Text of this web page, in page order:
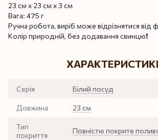
23 см х 23 см х 3 см
Вага: 475 г
Ручна робота, виріб може відрізнятися від
Колір природній, без додавання свинцю❗️
Серія Білий посуд
Довжина 23 см
Тип
покриття
Повністю покрите